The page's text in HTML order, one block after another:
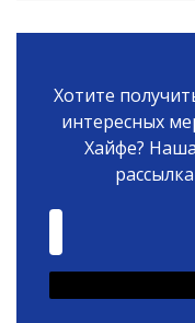
Хотите
интересных
Хайфе?